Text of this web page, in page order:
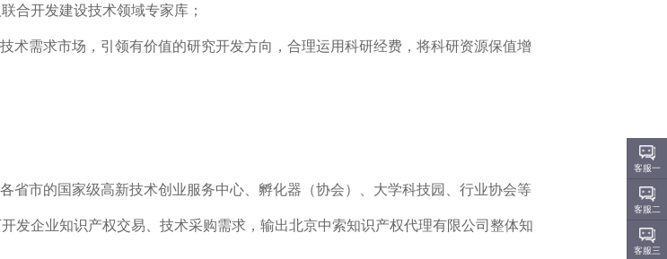
合开发建设技术领域专家库；
术需求市场，引领有价值的研究开发方向，合理运用科研经费，将科研资源保值增
省市的国家级高新技术创业服务中心、孵化器（协会）、大学科技园、行业协会等
发企业知识产权交易、技术采购需求，输出北京中索知识产权代理有限公司整体知
客服一
客服二
客服三